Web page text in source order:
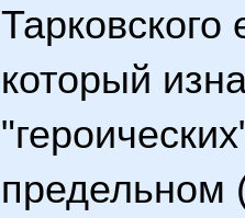
Тарковского
который
предельном